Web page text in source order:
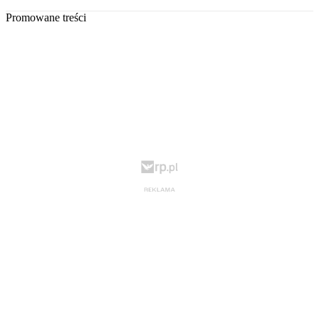
Promowane treści